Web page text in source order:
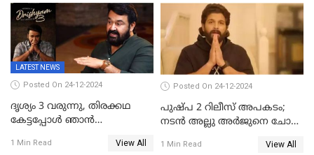
LATEST NEWS
Posted On 24-12-2024
ദൃശ്യം 3 വരുന്നു, തിരക്കഥ
കേട്ടപ്പോള്‍ ഞാന്‍
സ്ഥിരീകരിച്ച് മോഹൻലാൽ
1 Min Read View All
Posted On 24-12-2024
പുഷ്പ 2 റിലീസ് അപകടം;
നടന്‍ അല്ലു അര്‍ജുനെ ചോദ്യം
1 Min Read View All